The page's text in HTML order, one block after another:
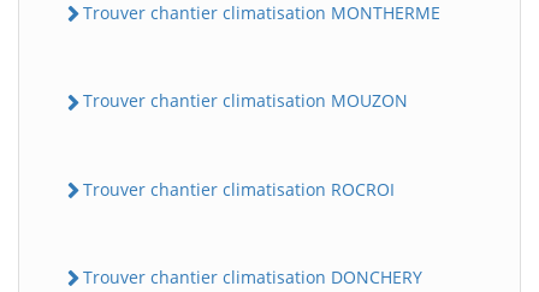
Trouver chantier climatisation MONTHERME
Trouver chantier climatisation MOUZON
Trouver chantier climatisation ROCROI
Trouver chantier climatisation DONCHERY